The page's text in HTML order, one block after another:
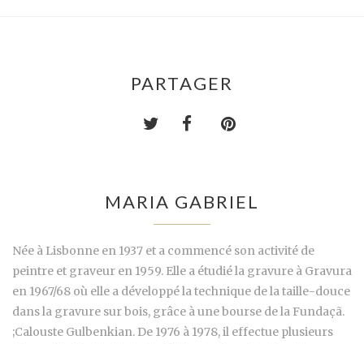
PARTAGER
MARIA GABRIEL
Née à Lisbonne en 1937 et a commencé son activité de
peintre et graveur en 1959. Elle a étudié la gravure à Gravura
en 1967/68 où elle a développé la technique de la taille-douce
dans la gravure sur bois, grâce à une bourse de la Fundaçã.
;Calouste Gulbenkian. De 1976 à 1978, il effectue plusieurs